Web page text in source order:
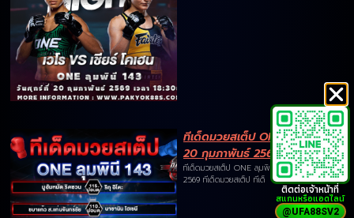
ทีเด็ดมวยสเต็ป ONE ลุมพินี 143
20 กุมภาพันธ์ 2569
ทีเด็ดมวยสเต็ป ONE ลุมพินี 143 20 กุมภาพันธ์
2569 ทีเด็ดมวยสเต็ป ทีเด็
ติดต่อเจ้าหน้าที่
สแกนหรือแอดไลน์
@UFA88SV2